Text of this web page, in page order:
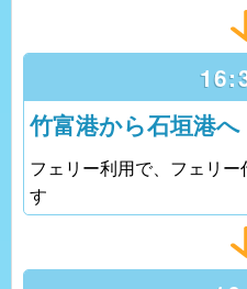
竹富港から石垣港へ
フェリー利用で、フェリ
す